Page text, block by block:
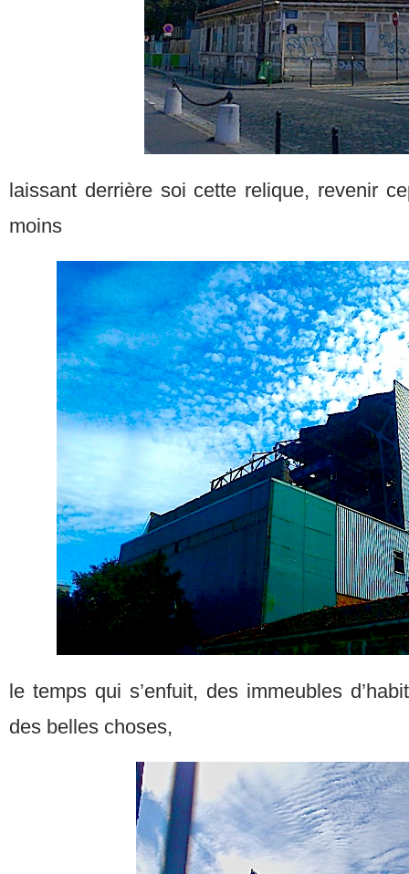
laissant derrière soi cette relique, revenir
moins
le temps qui s’enfuit, des immeubles
des belles choses,